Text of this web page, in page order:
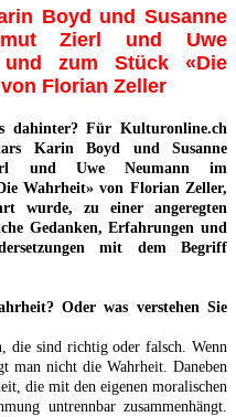
Boyd und Susanne
Zierl und Uwe
und zum Stück «Die
Florian Zeller
dahinter? Für Kulturonline.ch
Karin Boyd und Susanne
und Uwe Neumann im
Wahrheit» von Florian Zeller,
wurde, zu einer angeregten
Gedanken, Erfahrungen und
mit dem Begriff
Oder was verstehen Sie
die sind richtig oder falsch. Wenn
man nicht die Wahrheit. Daneben
die mit den eigenen moralischen
untrennbar zusammenhängt.